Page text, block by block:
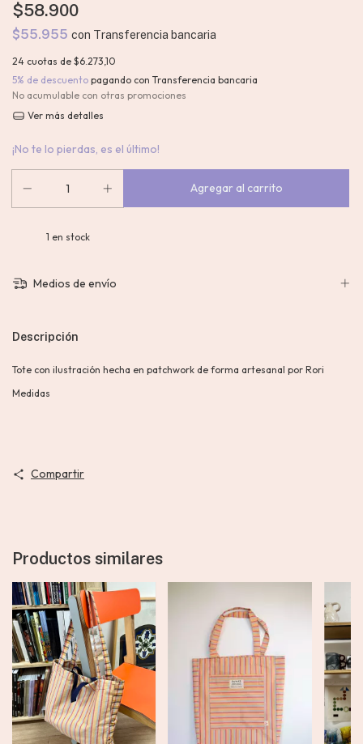
$58.900
$55.955 con Transferencia bancaria
24 cuotas de $6.273,10
5% de descuento pagando con Transferencia bancaria
No acumulable con otras promociones
Ver más detalles
¡No te lo pierdas, es el último!
1 en stock
Medios de envío
Descripción
Tote con ilustración hecha en patchwork de forma artesanal por Rori
Medidas
Compartir
Productos similares